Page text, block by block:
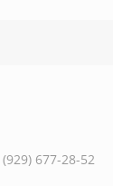
677-28-52